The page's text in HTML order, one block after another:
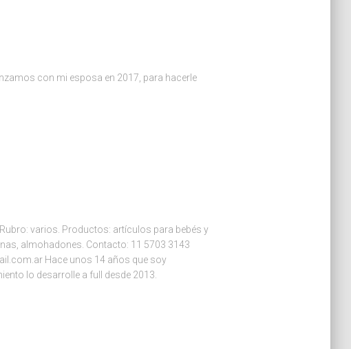
con mi esposa en 2017, para hacerle
varios. Productos: artículos para bebés y
almohadones. Contacto: 11 5703 3143
Hace unos 14 años que soy
lo desarrolle a full desde 2013.